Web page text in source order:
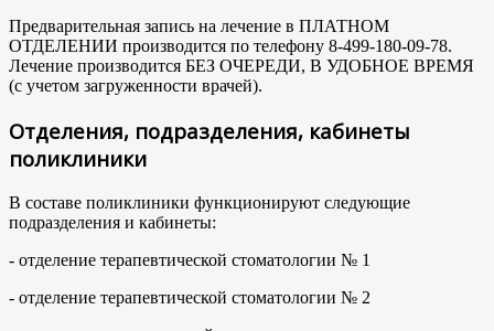
Предварительная запись на лечение в ПЛАТНОМ
ОТДЕЛЕНИИ производится по телефону 8-499-180-09-78.
Лечение производится БЕЗ ОЧЕРЕДИ, В УДОБНОЕ ВРЕМЯ
(с учетом загруженности врачей).
Отделения, подразделения, кабинеты
поликлиники
В составе поликлиники функционируют следующие
подразделения и кабинеты:
- отделение терапевтической стоматологии № 1
- отделение терапевтической стоматологии № 2